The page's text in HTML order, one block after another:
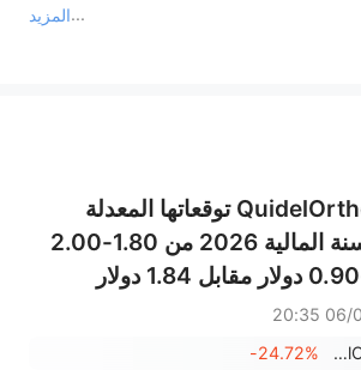
المزيد
لا تقدم منصة سهم أي مشورة استثمارية، ولا تقدم أي التزامات أو ضمانات.
خفضت شركة QuidelOrtho توقعاتها المعدلة
لأرباح السهم للسنة المالية 2026 من 1.80-2.00
دولار إلى 0.65-0.90 دولار مقابل 1.84 دولار
توقعاتها للمبيعات للسنة المالية
06/08
QuidelOrtho Corporation
-24.72%